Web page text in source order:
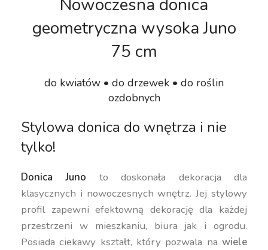
Nowoczesna donica
geometryczna wysoka Juno
75 cm
do kwiatów • do drzewek • do roślin
ozdobnych
Stylowa donica do wnętrza i nie
tylko!
Donica Juno to doskonała dekoracja dla
klasycznych i nowoczesnych wnętrz. Jej stylowy
profil zapewni efektowną dekorację dla każdej
przestrzeni w mieszkaniu, biura jak i ogrodu.
Posiada ciekawy kształt, który pozwala na wiele